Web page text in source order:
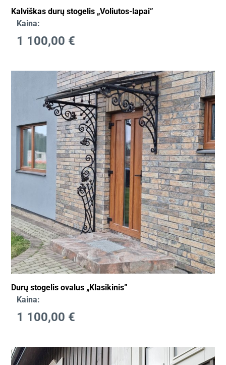
Kalviškas durų stogelis „Voliutos-lapai”
Kaina:
1 100,00 €
Durų stogelis ovalus „Klasikinis”
Kaina:
1 100,00 €